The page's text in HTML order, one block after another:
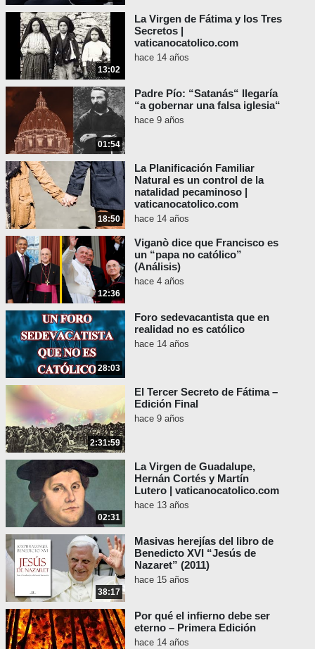
por muchas razones, incluyendo su apoyo al
aborto, al "matrimonio" gay, al indiferentismo
religioso, etc. El apoyo de Biden al
“matrimonio” gay es una herejía porque
niega la enseñanza de las Escrituras y de la
Iglesia de que el matrimonio es solamente
entre un hombre y una mujer, y que los actos
sodomitas son malvados.
Papa León XIII, Arcanum (#5), 10
de febrero de 1880:
"Él [Jesucristo] dio testimonio...
de que el matrimonio, desde su
institución, debe existir sólo entre
dos, es decir, entre un hombre y
una mujer... y que el vínculo
matrimonial está, por voluntad de
Dios, tan estrecha y fuertemente
unido que ningún hombre puede
disolverlo o separarlo”.
Meet the Press - EL MATRIMONIO DEL
MISMO SEXO
[Biden:] ¿A quién amas? ¿A
quién amas? ¿Y serás fiel a la
persona que amas? Y eso es lo
que la gente está descubriendo -
de qué se tratan todos los
matrimonios en su raíz - ya sean
matrimonios de lesbianas, de
hombres gay o de
heterosexuales.
[Reportero:] ¿Es eso lo que crees
ahora?
Biden: Eso es lo que creo.
Biden une en matrimonio a dos
empleados de la Casa Blanca
13:02
La Virgen de Fátima y los Tres
Secretos |
vaticanocatolico.com
hace 14 años
01:54
Padre Pío: “Satanás“ llegaría
“a gobernar una falsa iglesia“
hace 9 años
18:50
La Planificación Familiar
Natural es un control de la
natalidad pecaminoso |
vaticanocatolico.com
hace 14 años
12:36
Viganò dice que Francisco es
un “papa no católico”
(Análisis)
hace 4 años
28:03
Foro sedevacantista que en
realidad no es católico
hace 14 años
2:31:59
El Tercer Secreto de Fátima –
Edición Final
hace 9 años
02:31
La Virgen de Guadalupe,
Hernán Cortés y Martín
Lutero | vaticanocatolico.com
hace 13 años
38:17
Masivas herejías del libro de
Benedicto XVI “Jesús de
Nazaret” (2011)
hace 15 años
Por qué el infierno debe ser
eterno – Primera Edición
hace 14 años